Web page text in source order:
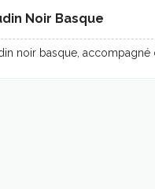
Noir Basque
noir basque, accompagné